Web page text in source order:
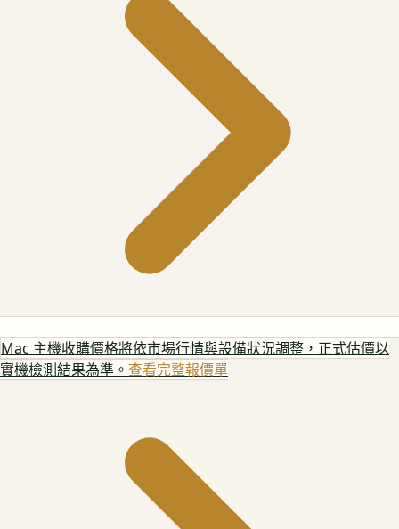
Mac 主機收購價格將依市場行情與設備狀況調整，正式估價以
實機檢測結果為準。 查看完整報價單